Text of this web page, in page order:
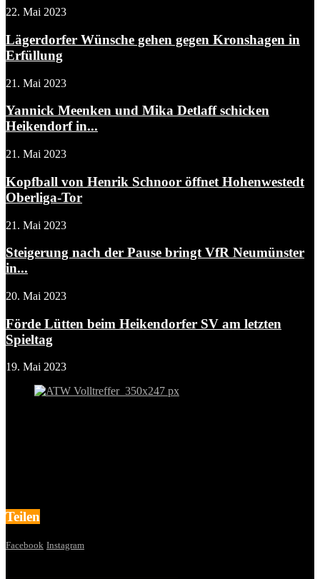
22. Mai 2023
Lägerdorfer Wünsche gehen gegen Kronshagen in
Erfüllung
21. Mai 2023
Yannick Meenken und Mika Detlaff schicken
Heikendorf in...
21. Mai 2023
Kopfball von Henrik Schnoor öffnet Hohenwestedt
Oberliga-Tor
21. Mai 2023
Steigerung nach der Pause bringt VfR Neumünster
in...
20. Mai 2023
Förde Lütten beim Heikendorfer SV am letzten
Spieltag
19. Mai 2023
Teilen
Facebook Instagram